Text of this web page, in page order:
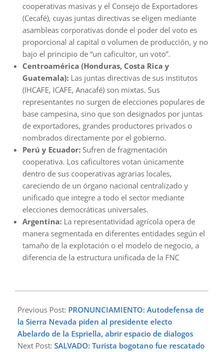
cooperativas masivas y el Consejo de Exportadores
(Cecafé), cuyas juntas directivas se eligen mediante
asambleas corporativas donde el poder del voto es
proporcional al capital o volumen de producción, y no
bajo el principio de “un caficultor, un voto”.
Centroamérica (Honduras, Costa Rica y
Guatemala): Las juntas directivas de sus institutos
(IHCAFE, ICAFE, Anacafé) son mixtas. Sus
representantes no surgen de elecciones populares de
base campesina, sino que son designados por juntas
de exportadores, grandes productores privados o
nombrados directamente por el gobierno.
Perú y Ecuador: Sufren de fragmentación
cooperativa. Los caficultores votan únicamente
dentro de sus cooperativas agrarias locales,
careciendo de un órgano nacional centralizado y
unificado que integre a todo el sector mediante
elecciones democráticas universales.
Argentina: La representatividad agrícola opera de
manera segmentada en diferentes entidades según el
tamaño de la explotación o el modelo de negocio, a
diferencia de la estructura unificada de la FNC
06-
30
Previous Post: PRONUNCIAMIENTO: Autodefensa de
la Sierra Nevada piden al presidente electo
Abelardo de la Espriella, abrir espacio de dialogos
Next Post: SALVADO: Turista bogotano fue rescatado